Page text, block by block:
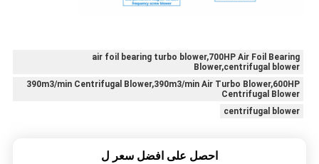
air foil bearing turbo blower,700HP Air Foil Bearing
Blower,centrifugal blower
390m3/min Centrifugal Blower,390m3/min Air Turbo Blower,600HP
Centrifugal Blower
centrifugal blower
احصل على افضل سعر ل